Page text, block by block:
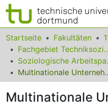
Bereiche & Sammlungen
Das gesamte Repositorium
Statistiken
FAQ
Startseite Fakultäten
Fachgebiet
Multinationale